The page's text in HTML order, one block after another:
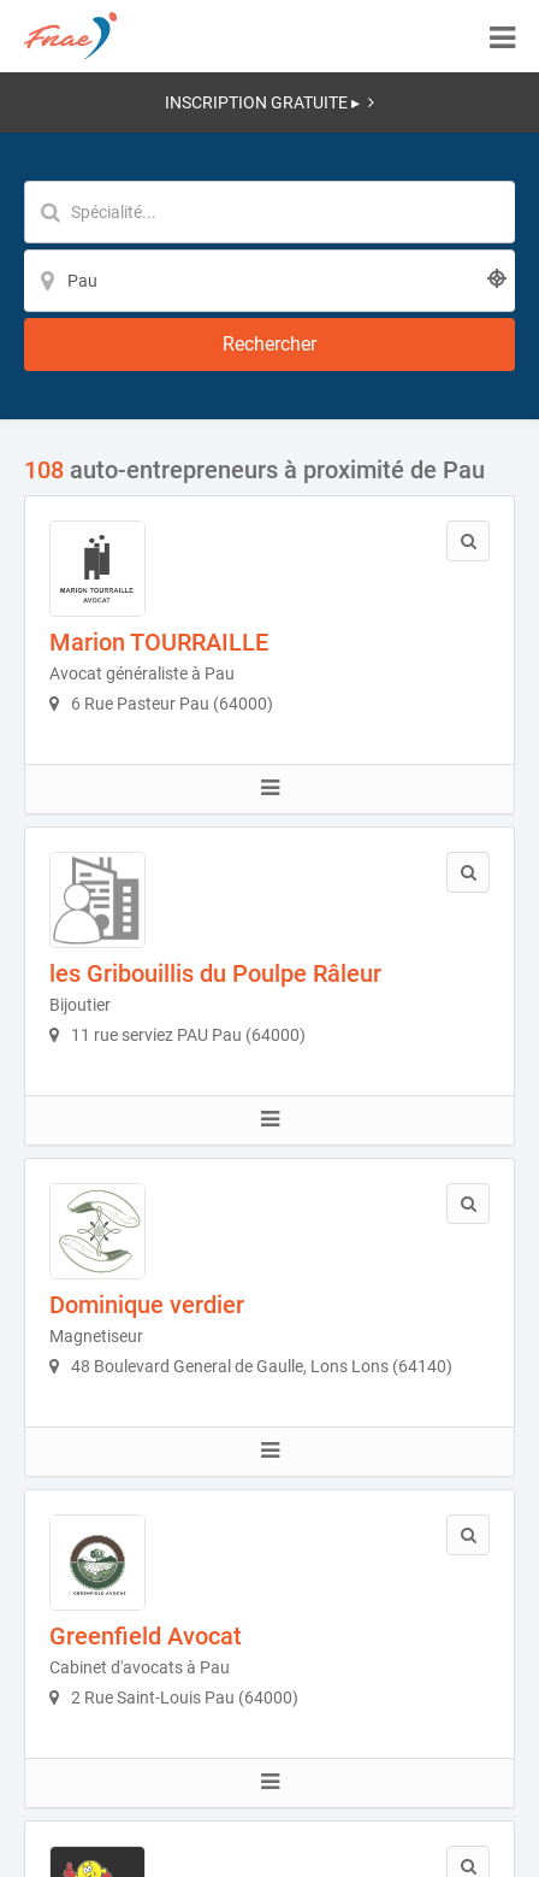
INSCRIPTION GRATUITE ▸
Rechercher
108 auto-entrepreneurs à proximité de Pau
Marion TOURRAILLE
Avocat généraliste à Pau
6 Rue Pasteur Pau (64000)
les Gribouillis du Poulpe Râleur
Bijoutier
11 rue serviez PAU Pau (64000)
Dominique verdier
Magnetiseur
48 Boulevard General de Gaulle, Lons Lons (64140)
Greenfield Avocat
Cabinet d'avocats à Pau
2 Rue Saint-Louis Pau (64000)